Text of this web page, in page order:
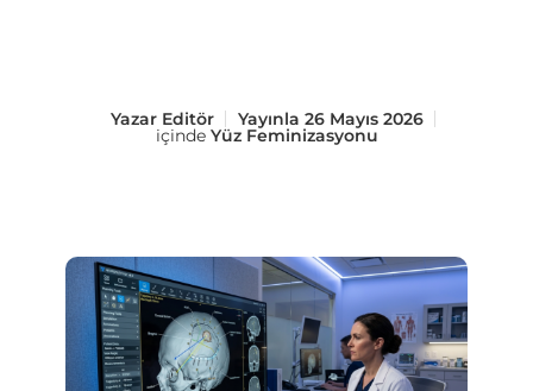
YazarEditör Yayınla 26 Mayıs 2026
içinde Yüz Feminizasyonu